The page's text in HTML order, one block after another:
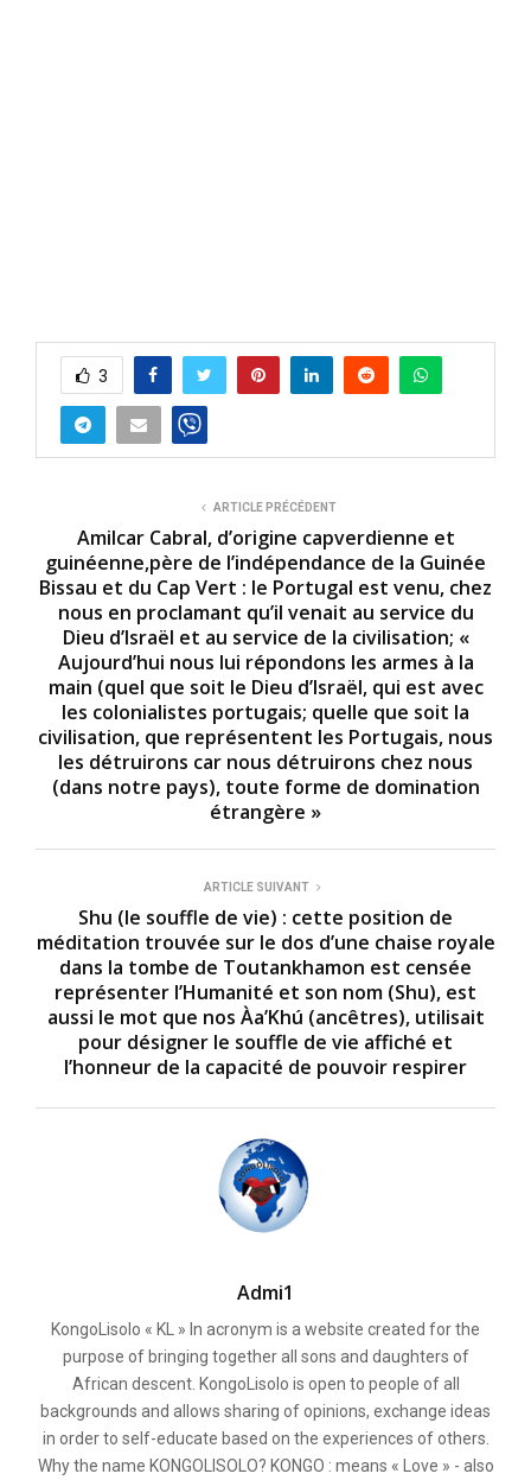
3
ARTICLE PRÉCÉDENT
Amilcar Cabral, d’origine capverdienne et
guinéenne,père de l’indépendance de la Guinée
Bissau et du Cap Vert : le Portugal est venu, chez
nous en proclamant qu’il venait au service du
Dieu d’Israël et au service de la civilisation; «
Aujourd’hui nous lui répondons les armes à la
main (quel que soit le Dieu d’Israël, qui est avec
les colonialistes portugais; quelle que soit la
civilisation, que représentent les Portugais, nous
les détruirons car nous détruirons chez nous
(dans notre pays), toute forme de domination
étrangère »
ARTICLE SUIVANT
Shu (le souffle de vie) : cette position de
méditation trouvée sur le dos d’une chaise royale
dans la tombe de Toutankhamon est censée
représenter l’Humanité et son nom (Shu), est
aussi le mot que nos Àa’Khú (ancêtres), utilisait
pour désigner le souffle de vie affiché et
l’honneur de la capacité de pouvoir respirer
Admi1
KongoLisolo « KL » In acronym is a website created for the
purpose of bringing together all sons and daughters of
African descent. KongoLisolo is open to people of all
backgrounds and allows sharing of opinions, exchange ideas
in order to self-educate based on the experiences of others.
Why the name KONGOLISOLO? KONGO : means « Love » - also